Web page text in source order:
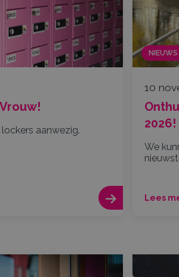
aanwezig.
NIEUWS
10
2026!
We
Lees